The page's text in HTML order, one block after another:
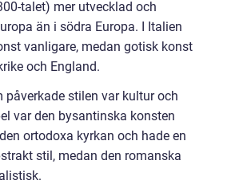
talet) mer utvecklad och
än i södra Europa. I Italien
vanligare, medan gotisk konst
och England.
påverkade stilen var kultur och
var den bysantinska konsten
ortodoxa kyrkan och hade en
stil, medan den romanska